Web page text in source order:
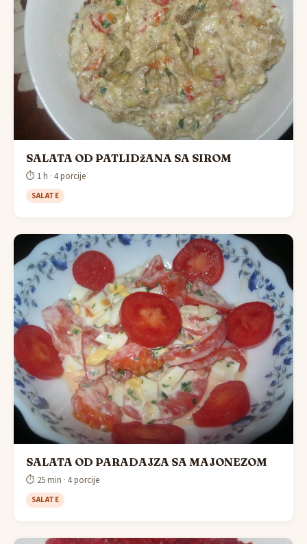
SALATA OD PATLIDžANA SA SIROM
⏱ 1 h · 4 porcije
SALATE
SALATA OD PARADAJZA SA MAJONEZOM
⏱ 25 min · 4 porcije
SALATE